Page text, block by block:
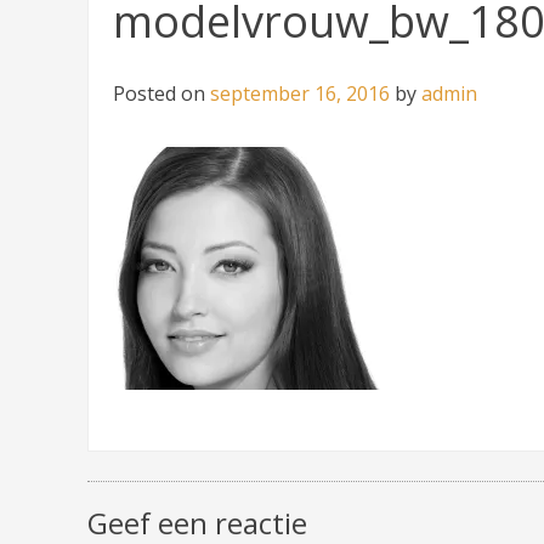
Posted on september 16, 2016 byadmin
Geef een reactie